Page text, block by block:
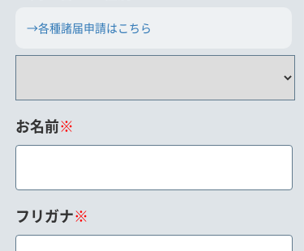
→各種諸届申請はこちら
お名前※
フリガナ※